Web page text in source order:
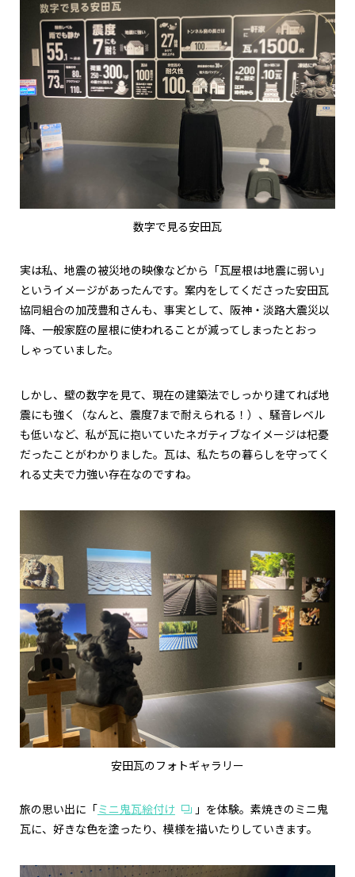
数字で見る安田瓦
実は私、地震の被災地の映像などから「瓦屋根は地震に弱い」
というイメージがあったんです。案内をしてくださった安田瓦
協同組合の加茂豊和さんも、事実として、阪神・淡路大震災以
降、一般家庭の屋根に使われることが減ってしまったとおっ
しゃっていました。
しかし、壁の数字を見て、現在の建築法でしっかり建てれば地
震にも強く（なんと、震度7まで耐えられる！）、騒音レベル
も低いなど、私が瓦に抱いていたネガティブなイメージは杞憂
だったことがわかりました。瓦は、私たちの暮らしを守ってく
れる丈夫で力強い存在なのですね。
安田瓦のフォトギャラリー
旅の思い出に「 ミニ鬼瓦絵付け
」を体験。素焼きのミニ鬼
瓦に、好きな色を塗ったり、模様を描いたりしていきます。